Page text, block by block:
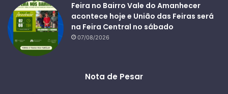
Feira no Bairro Vale do Amanhecer
acontece hoje e União das Feiras será
na Feira Central no sábado
07/08/2026
Nota de Pesar